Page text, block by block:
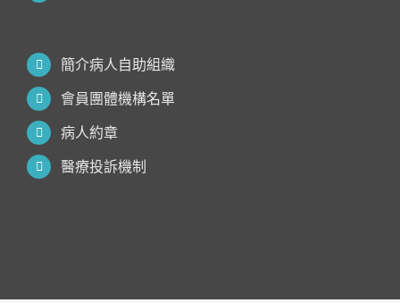
簡介病人自助組織
會員團體機構名單
病人約章
醫療投訴機制